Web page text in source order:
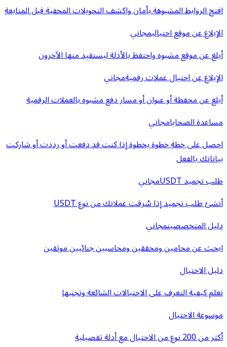
افتح الروابط المشبوهة بأمان واكشف التحويلات المخفية قبل المتابعة
الإبلاغ عن موقع احتياليمجاني
أبلغ عن موقع مشبوه واحتفظ بالأدلة ليستفيد منها الآخرون
الإبلاغ عن احتيال عملات رقميةمجاني
أبلغ عن محفظة أو عنوان أو مسار دفع مشبوه بالعملات الرقمية
مساعدة الضحايامجاني
احصل على خطة خطوة بخطوة إذا كنت قد دفعت أو رددت أو شاركت
بياناتك بالفعل
طلب تجميد USDT
مجاني
أنشئ طلب تجميد إذا سُرقت عملاتك من نوع USDT
دليل المتخصصينمجاني
ابحث عن محامين ومحققين ومحاسبين جنائيين موثقين
دليل الاحتيال
تعلم كيفية التعرف على الاحتيالات الشائعة وتجنبها
موسوعة الاحتيال
أكثر من 200 نوع من الاحتيال مع أدلة تفصيلية